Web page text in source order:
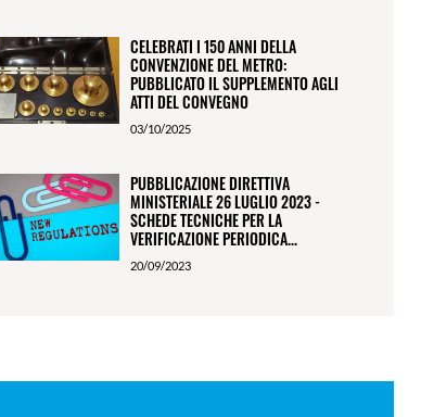
CELEBRATI I 150 ANNI DELLA
CONVENZIONE DEL METRO:
PUBBLICATO IL SUPPLEMENTO AGLI
ATTI DEL CONVEGNO
03/10/2025
PUBBLICAZIONE DIRETTIVA
MINISTERIALE 26 LUGLIO 2023 -
SCHEDE TECNICHE PER LA
VERIFICAZIONE PERIODICA...
20/09/2023